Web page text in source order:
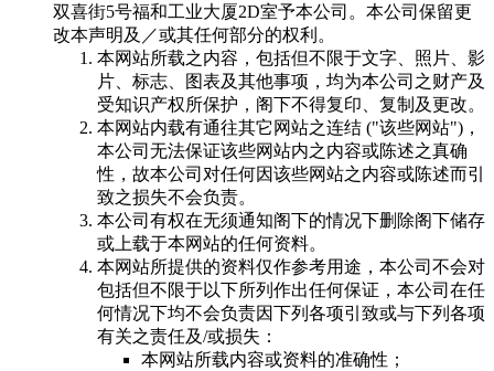
双喜街5号福和工业大厦2D室予本公司。本公司保留更
改本声明及／或其任何部分的权利。
本网站所载之内容，包括但不限于文字、照片、影
片、标志、图表及其他事项，均为本公司之财产及
受知识产权所保护，阁下不得复印、复制及更改。
本网站内载有通往其它网站之连结 ("该些网站")，
本公司无法保证该些网站内之内容或陈述之真确
性，故本公司对任何因该些网站之内容或陈述而引
致之损失不会负责。
本公司有权在无须通知阁下的情况下删除阁下储存
或上载于本网站的任何资料。
本网站所提供的资料仅作参考用途，本公司不会对
包括但不限于以下所列作出任何保证，本公司在任
何情况下均不会负责因下列各项引致或与下列各项
有关之责任及/或损失：
本网站所载内容或资料的准确性；